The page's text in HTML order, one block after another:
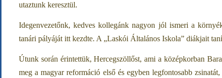
utaztunk keresztül.
Idegenvezetőnk, kedves kollegánk nagyon jól ismeri a
tanári pályáját itt kezdte. A „Laskói Általános Iskola” diákjait
Útunk során érintettük, Hercegszöllőst, ami a középkorban
meg a magyar reformáció első és egyben legfontosabb